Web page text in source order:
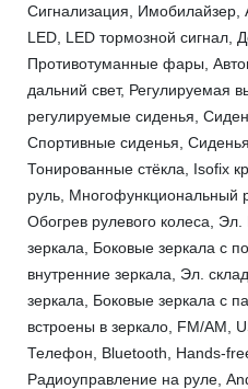
Сигнализация, Имобилайзер,
LED, LED тормозной сигнал,
Противотуманные фары,
дальний свет, Регулируемая
регулируемые сиденья,
Спортивные сиденья,
Тонированные стёкла, Isofix
руль, Многофункциональный
Обогрев рулевого колеса,
зеркала, Боковые зеркала с
внутренние зеркала, Эл.
зеркала, Боковые зеркала с
встроены в зеркало, FM/AM,
Телефон, Bluetooth, Hands-
Радиоуправление на руле,